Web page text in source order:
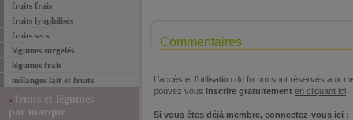
fruits frais
fruits lyophilisés
fruits secs
légumes surgelés
légumes frais
mélanges lait et fruits
fruits et légumes
par marque
Commentaires
L’accès et l’utilisation du forum sont réservés aux
pouvez vous inscrire gratuitement en cliquant ici
Si vous êtes déjà membre, connectez-vous ici :